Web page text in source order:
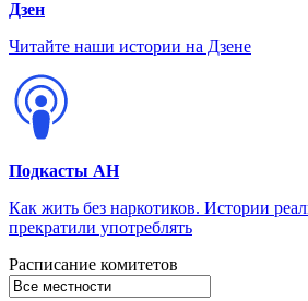
Дзен
Читайте наши истории на Дзене
Подкасты АН
Как жить без наркотиков. Истории
прекратили употреблять
Расписание комитетов